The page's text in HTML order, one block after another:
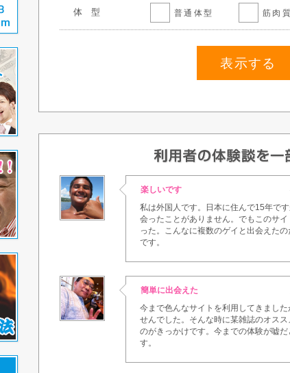
体型 普通体型 筋肉質
楽しいです
私は外国人です。日本に住んで15年で
会ったことがありません。でもこのサ
った。こんなに複数のゲイと出会えた
です。
簡単に出会えた
今まで色んなサイトを利用してきまし
せんでした。そんな時に某雑誌のオス
のがきっかけです。今までの体験が嘘
す。